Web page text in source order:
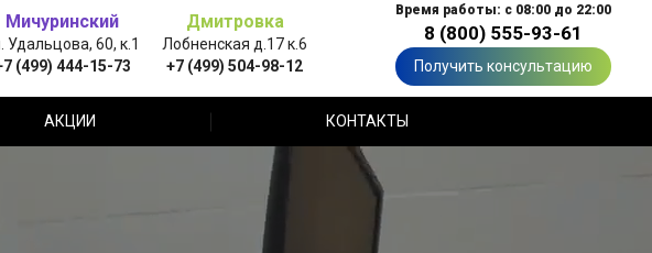
Мичуринский
Удальцова, 60, к.1
(499) 444-15-73
Дмитровка
Лобненская д.17 к.6
+7 (499) 504-98-12
Время работы: с 08:00 до 22:00
8 (800) 555-93-61
Получить консультацию
АКЦИИ КОНТАКТЫ